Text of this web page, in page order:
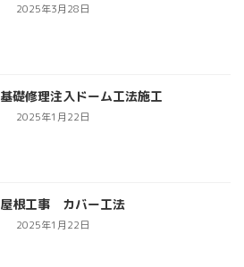
2025年3月28日
基礎修理注入ドーム工法施工
2025年1月22日
屋根工事 カバー工法
2025年1月22日